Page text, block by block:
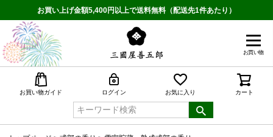
お買い上げ金額5,400円以上で送料無料（配送先1件あたり）
お買い物
お買い物ガイド ログイン お気に入り カート